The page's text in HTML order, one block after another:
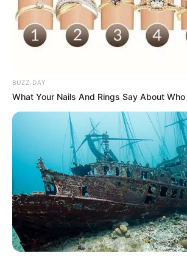
Love Untangled Murderer
Ginseng Boy 2 My
Wall to Wall Ghost
BUZZ DAY
What Your Nails And Rings Say About Who